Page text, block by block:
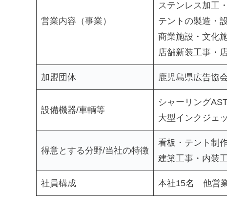
営業内容（事業）
ステンレス加工
テントの製造・
商業施設・文化
店舗新装工事・
加盟団体 鹿児島県広告協
設備機器/車輌等
シャーリング
大型インクジェ
得意とする分野/当社の特徴
看板・テント制
建築工事・内装
社員構成 本社15名 他営